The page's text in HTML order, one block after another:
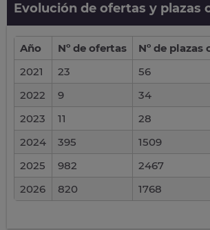
Evolución de ofertas y plazas
Año Nº de ofertas
Nº de plazas
2021
23
56
2022
9
34
2023
11
28
2024
395
1509
2025
982
2467
2026
820 1768